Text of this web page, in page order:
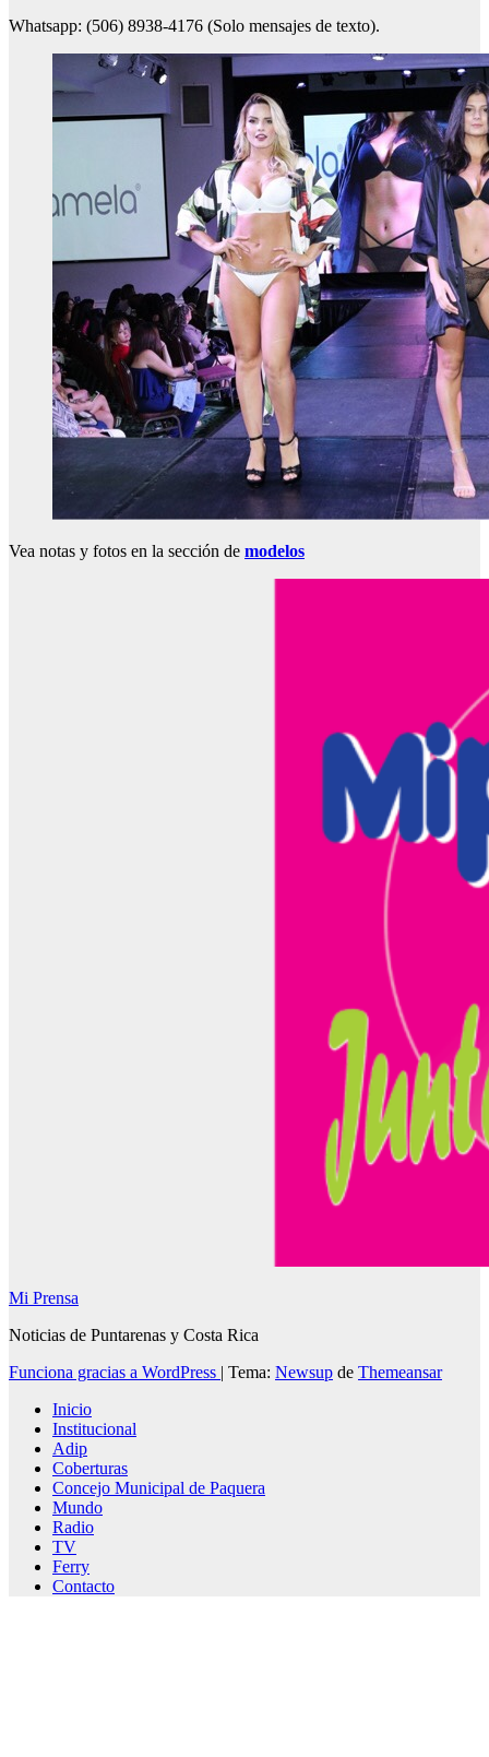
Whatsapp: (506) 8938-4176 (Solo mensajes de texto).
Vea notas y fotos en la sección de modelos
Mi Prensa
Noticias de Puntarenas y Costa Rica
Funciona gracias a WordPress | Tema: Newsup de Themeansar
Inicio
Institucional
Adip
Coberturas
Concejo Municipal de Paquera
Mundo
Radio
TV
Ferry
Contacto